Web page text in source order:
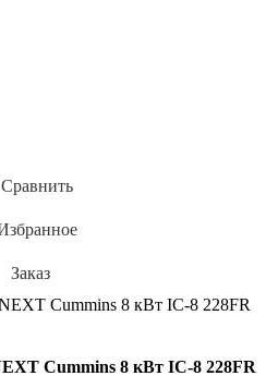
Сравнить
Заказ
Cummins 8 кВт IC-8 228FR